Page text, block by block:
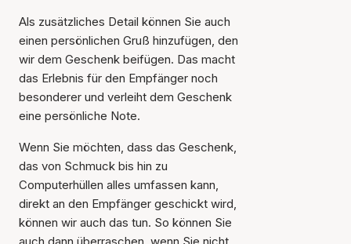
Als zusätzliches Detail können Sie auch
einen persönlichen Gruß hinzufügen, den
wir dem Geschenk beifügen. Das macht
das Erlebnis für den Empfänger noch
besonderer und verleiht dem Geschenk
eine persönliche Note.
Wenn Sie möchten, dass das Geschenk,
das von Schmuck bis hin zu
Computerhüllen alles umfassen kann,
direkt an den Empfänger geschickt wird,
können wir auch das tun. So können Sie